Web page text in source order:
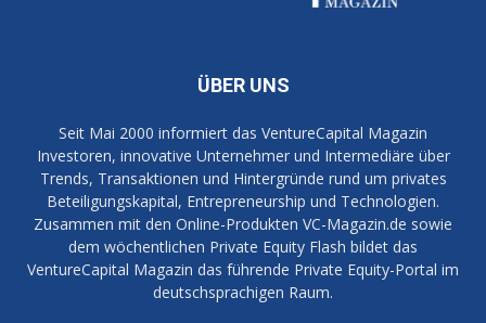
ÜBER UNS
Seit Mai 2000 informiert das VentureCapital Magazin
Investoren, innovative Unternehmer und Intermediäre über
Trends, Transaktionen und Hintergründe rund um privates
Beteiligungskapital, Entrepreneurship und Technologien.
Zusammen mit den Online-Produkten VC-Magazin.de sowie
dem wöchentlichen Private Equity Flash bildet das
VentureCapital Magazin das führende Private Equity-Portal im
deutschsprachigen Raum.